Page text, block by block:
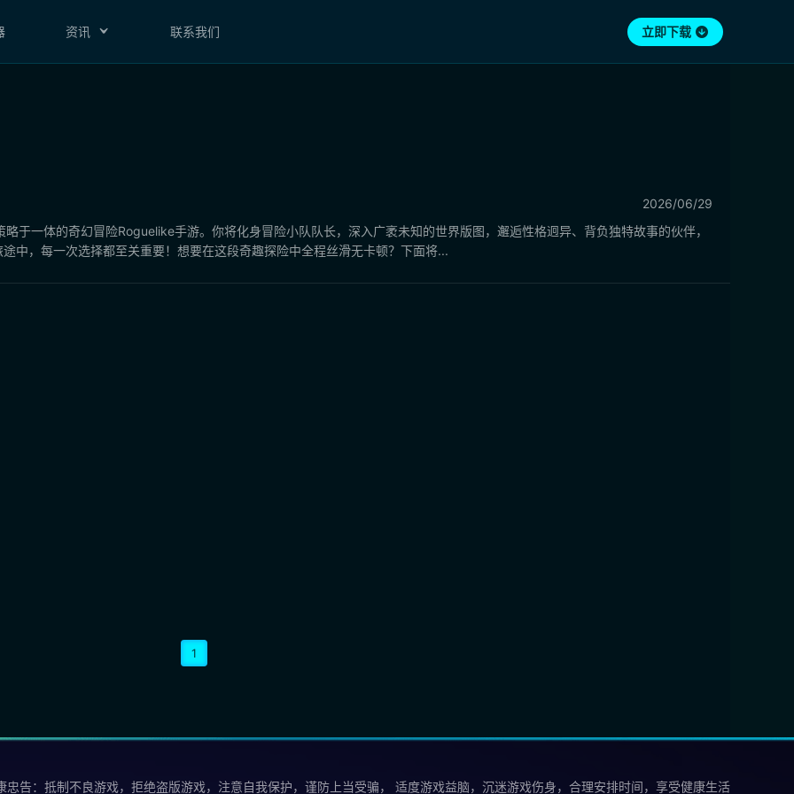
资讯 联系我们 立即下载
2026/06/29
于一体的奇幻冒险Roguelike手游。你将化身冒险小队队长，深入广袤未知的世界版图，邂逅性格迥异、背负独特故事的伙伴，
中，每一次选择都至关重要！想要在这段奇趣探险中全程丝滑无卡顿？下面将...
1
忠告：抵制不良游戏，拒绝盗版游戏，注意自我保护，谨防上当受骗， 适度游戏益脑，沉迷游戏伤身，合理安排时间，享受健康生活